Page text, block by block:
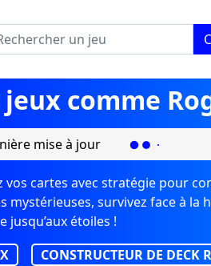
jeux comme
mise à jour
vos cartes avec stratégie pour
mystérieuses, survivez face à la
jusqu’aux étoiles !
CONSTRUCTEUR DE DECK